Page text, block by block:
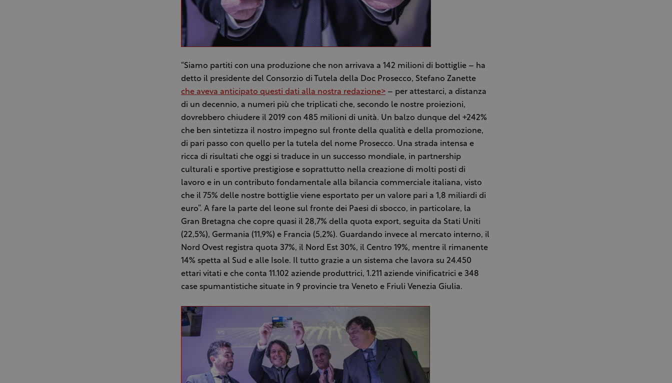
“Siamo partiti con una produzione che non arrivava a 142 milioni di bottiglie – ha
detto il presidente del Consorzio di Tutela della Doc Prosecco, Stefano Zanette
che aveva anticipato questi dati alla nostra redazione> – per attestarci, a distanza
di un decennio, a numeri più che triplicati che, secondo le nostre proiezioni,
dovrebbero chiudere il 2019 con 485 milioni di unità. Un balzo dunque del +242%
che ben sintetizza il nostro impegno sul fronte della qualità e della promozione,
di pari passo con quello per la tutela del nome Prosecco. Una strada intensa e
ricca di risultati che oggi si traduce in un successo mondiale, in partnership
culturali e sportive prestigiose e soprattutto nella creazione di molti posti di
lavoro e in un contributo fondamentale alla bilancia commerciale italiana, visto
che il 75% delle nostre bottiglie viene esportato per un valore pari a 1,8 miliardi di
euro”. A fare la parte del leone sul fronte dei Paesi di sbocco, in particolare, la
Gran Bretagna che copre quasi il 28,7% della quota export, seguita da Stati Uniti
(22,5%), Germania (11,9%) e Francia (5,2%). Guardando invece al mercato interno, il
Nord Ovest registra quota 37%, il Nord Est 30%, il Centro 19%, mentre il rimanente
14% spetta al Sud e alle Isole. Il tutto grazie a un sistema che lavora su 24.450
ettari vitati e che conta 11.102 aziende produttrici, 1.211 aziende vinificatrici e 348
case spumantistiche situate in 9 provincie tra Veneto e Friuli Venezia Giulia.